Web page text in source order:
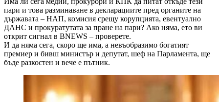
пари и това разминаване в декларациите пред органите на
държавата – НАП, комисия срещу корупцията, евентуално
ДАНС и прокуратутата за пране на пари? Ако няма, ето ви
открит сигнал в BNEWS – проверете.
И да няма сега, скоро ще има, а невъобразимо богатият
премиер и бивш министър и депутат, шеф на Парламента, ще
бъде разкостен и вече е пътник.